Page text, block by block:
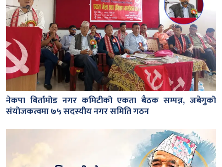
नेकपा बिर्तामोड नगर कमिटीको एकता बैठक सम्पन्न, जबेगुको
संयोजकत्वमा ७५ सदस्यीय नगर समिति गठन